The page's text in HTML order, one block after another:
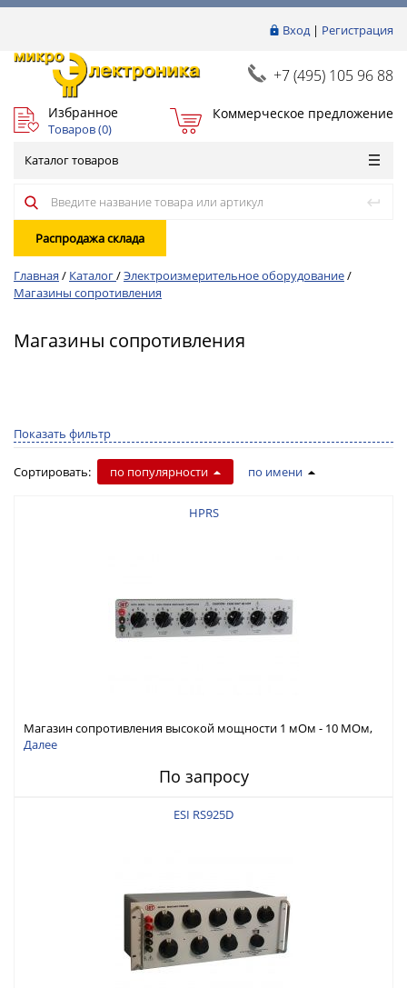
Вход| Регистрация
+7 (495) 105 96 88
Избранное
Товаров (0)
Коммерческое предложение
Каталог товаров
Распродажа склада
Главная / Каталог/Электроизмерительное оборудование/
Магазины сопротивления
Магазины сопротивления
Показать фильтр
Сортировать: по популярности по имени
HPRS
Магазин сопротивления высокой мощности 1 мОм - 10 МОм,
225 Вт/дек, погрешность 0,5% или 1%
Далее
По запросу
ESI RS925D